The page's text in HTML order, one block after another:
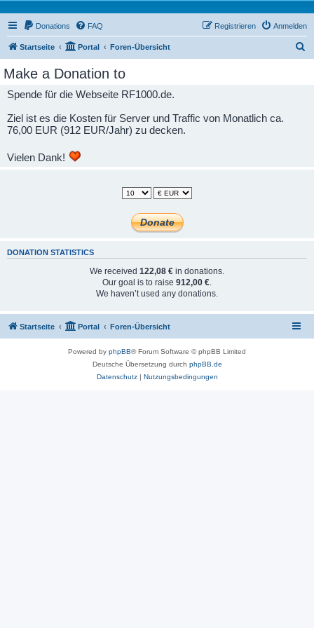
Donations FAQ Anmelden
Registrieren
Startseite Portal Foren-Übersicht
Make a Donation to
Spende für die Webseite RF1000.de.
Ziel ist es die Kosten für Server und Traffic von Monatlich ca.
76,00 EUR (912 EUR/Jahr) zu decken.
Vielen Dank!
DONATION STATISTICS
We received 122,08 € in donations.
Our goal is to raise 912,00 €.
We haven’t used any donations.
Startseite Portal Foren-Übersicht
Powered by phpBB® Forum Software © phpBB Limited
Deutsche Übersetzung durch phpBB.de
Datenschutz| Nutzungsbedingungen